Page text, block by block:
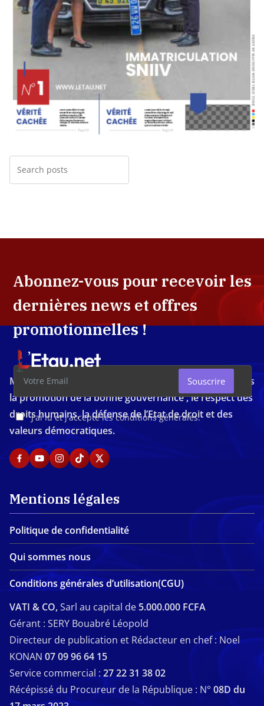
Abonnez-vous pour recevoir les
dernières news et offres
promotionnelles !
J'ai lu et j'accepte les conditions générales.
Souscrire
Média d'investigation ivoirien résolument engagé dans
la promotion de la bonne gouvernance , le respect des
droits humains, la défense de l’Etat de droit et des
valeurs démocratiques.
Mentions légales
Politique de confidentialité
Qui sommes nous
Conditions générales d’utilisation(CGU)
VATI & CO,Sarl au capital de 5.000.000 FCFA
Gérant : SERY Bouabré Léopold
Directeur de publication et Rédacteur en chef : Noel
KONAN 07 09 96 64 15
Service commercial : 27 22 31 38 02
Récépissé du Procureur de la République : N° 08D du